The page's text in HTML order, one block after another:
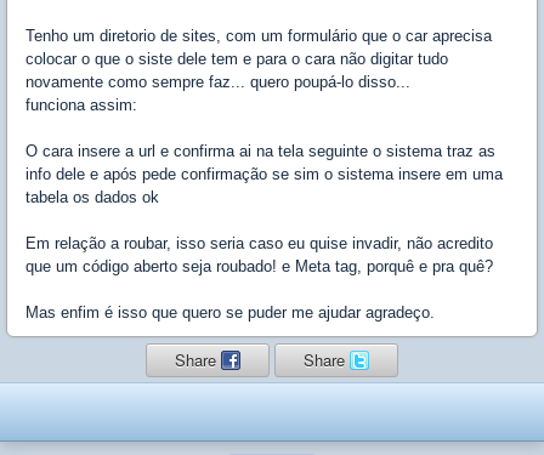
Tenho um diretorio de sites, com um formulário que o car aprecisa
colocar o que o siste dele tem e para o cara não digitar tudo
novamente como sempre faz... quero poupá-lo disso...
funciona assim:
O cara insere a url e confirma ai na tela seguinte o sistema traz as
info dele e após pede confirmação se sim o sistema insere em uma
tabela os dados ok
Em relação a roubar, isso seria caso eu quise invadir, não acredito
que um código aberto seja roubado! e Meta tag, porquê e pra quê?
Mas enfim é isso que quero se puder me ajudar agradeço.
Share Share